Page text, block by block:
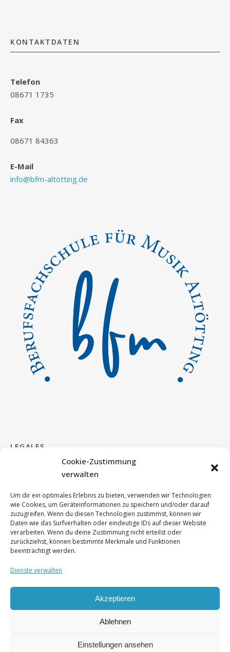
Cookie-Zustimmung
verwalten
Um dir ein optimales Erlebnis zu bieten, verwenden wir Technologien
wie Cookies, um Geräteinformationen zu speichern und/oder darauf
zuzugreifen. Wenn du diesen Technologien zustimmst, können wir
Daten wie das Surfverhalten oder eindeutige IDs auf dieser Website
verarbeiten. Wenn du deine Zustimmung nicht erteilst oder
zurückziehst, können bestimmte Merkmale und Funktionen
beeinträchtigt werden.
Dienste verwalten
Akzeptieren
Ablehnen
Einstellungen ansehen
KONTAKTDATEN
Telefon
08671 1735
Fax
08671 84363
E-Mail
info@bfm-altötting.de
LEGALES
Impressum & Kontakt
Cookie Richtlinie
DSGVO